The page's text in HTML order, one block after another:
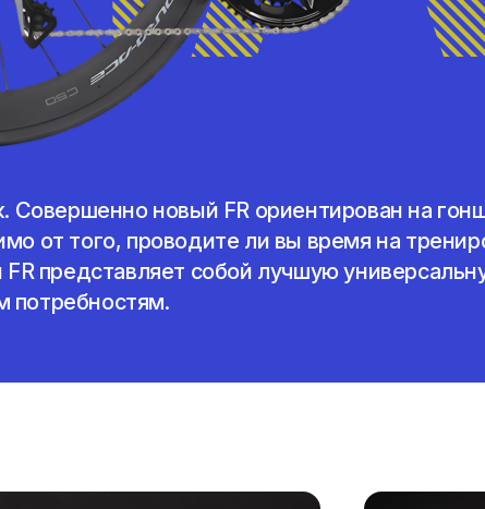
Совершенно новый FR ориентирован на
от того, проводите ли вы время на
FR представляет собой лучшую
потребностям.